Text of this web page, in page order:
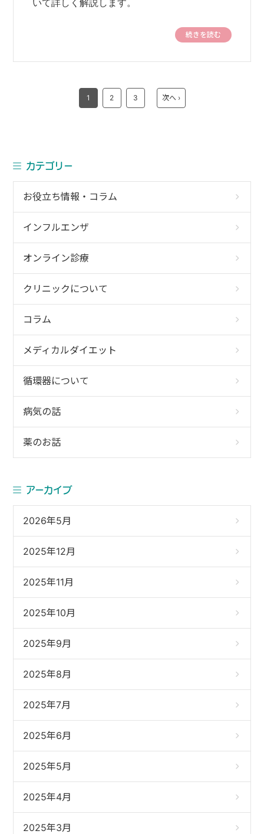
いて詳しく解説します。
続きを読む
1 2 3 次へ ›
カテゴリー
お役立ち情報・コラム
インフルエンザ
オンライン診療
クリニックについて
コラム
メディカルダイエット
循環器について
病気の話
薬のお話
アーカイブ
2026年5月
2025年12月
2025年11月
2025年10月
2025年9月
2025年8月
2025年7月
2025年6月
2025年5月
2025年4月
2025年3月